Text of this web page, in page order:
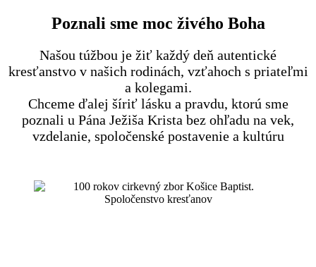
Poznali sme moc živého Boha
Našou túžbou je žiť každý deň autentické
kresťanstvo v našich rodinách, vzťahoch s priateľmi
a kolegami.
Chceme ďalej šíriť lásku a pravdu, ktorú sme
poznali u Pána Ježiša Krista bez ohľadu na vek,
vzdelanie, spoločenské postavenie a kultúru